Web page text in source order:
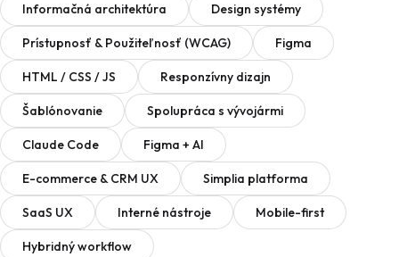
Informačná architektúra Design systémy
Prístupnosť & Použiteľnosť (WCAG) Figma
HTML / CSS / JS Responzívny dizajn
Šablónovanie Spolupráca s vývojármi
Claude Code Figma + AI
E-commerce & CRM UX Simplia platforma
SaaS UX Interné nástroje Mobile-first
Hybridný workflow